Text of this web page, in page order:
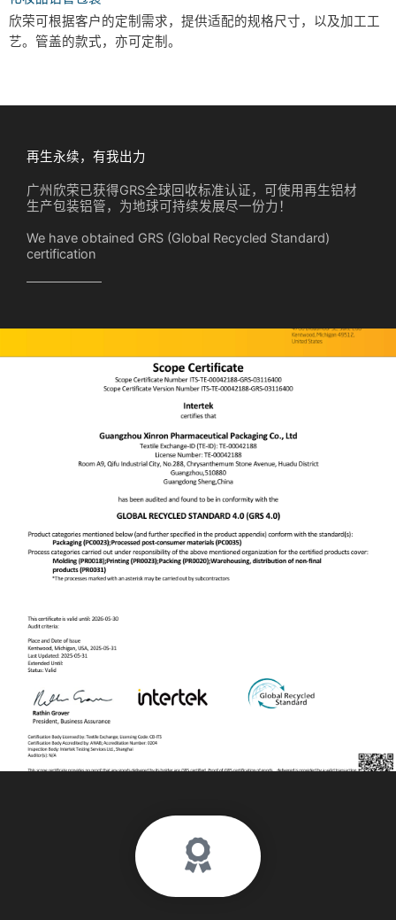
欣荣可根据客户的定制需求，提供适配的规格尺寸，以及加工工
艺。管盖的款式，亦可定制。
再生永续，有我出力
广州欣荣已获得GRS全球回收标准认证，可使用再生铝材
生产包装铝管，为地球可持续发展尽一份力！
We have obtained GRS (Global Recycled Standard)
certification